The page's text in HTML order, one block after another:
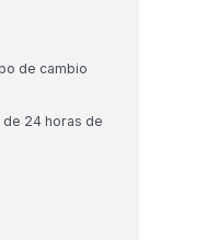
de cambio
24 horas de